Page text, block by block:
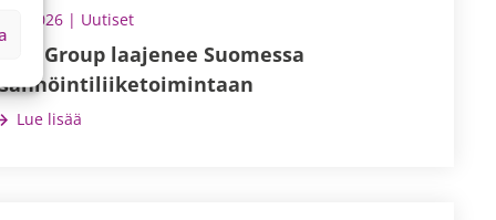
| Uutiset
Group laajenee Suomessa
Lue lisää